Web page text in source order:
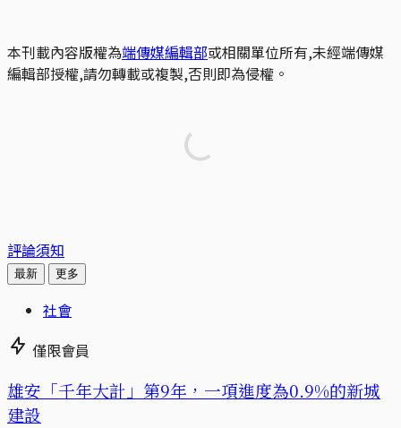
本刊載內容版權為端傳媒編輯部或相關單位所有,未經端傳媒
編輯部授權,請勿轉載或複製,否則即為侵權。
評論須知
最新 更多
社會
僅限會員
​​雄安「千年大計」第9年，一項進度為0.9%的新城
建設